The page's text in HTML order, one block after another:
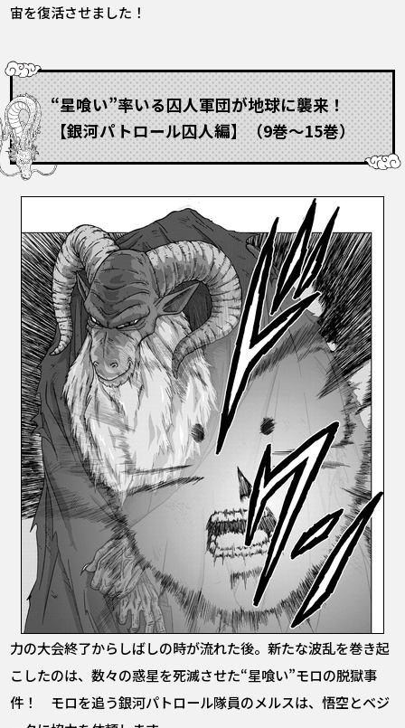
宙を復活させました！
“星喰い”率いる囚人軍団が地球に襲来！
【銀河パトロール囚人編】（9巻～15巻）
力の大会終了からしばしの時が流れた後。新たな波乱を巻き起
こしたのは、数々の惑星を死滅させた“星喰い”モロの脱獄事
件！ モロを追う銀河パトロール隊員のメルスは、悟空とベジ